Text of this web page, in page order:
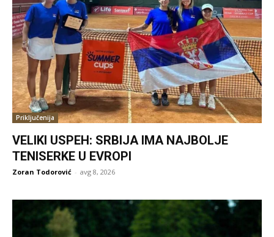
Priključenija
VELIKI USPEH: SRBIJA IMA NAJBOLJE
TENISERKE U EVROPI
Zoran Todorović - avg 8, 2026